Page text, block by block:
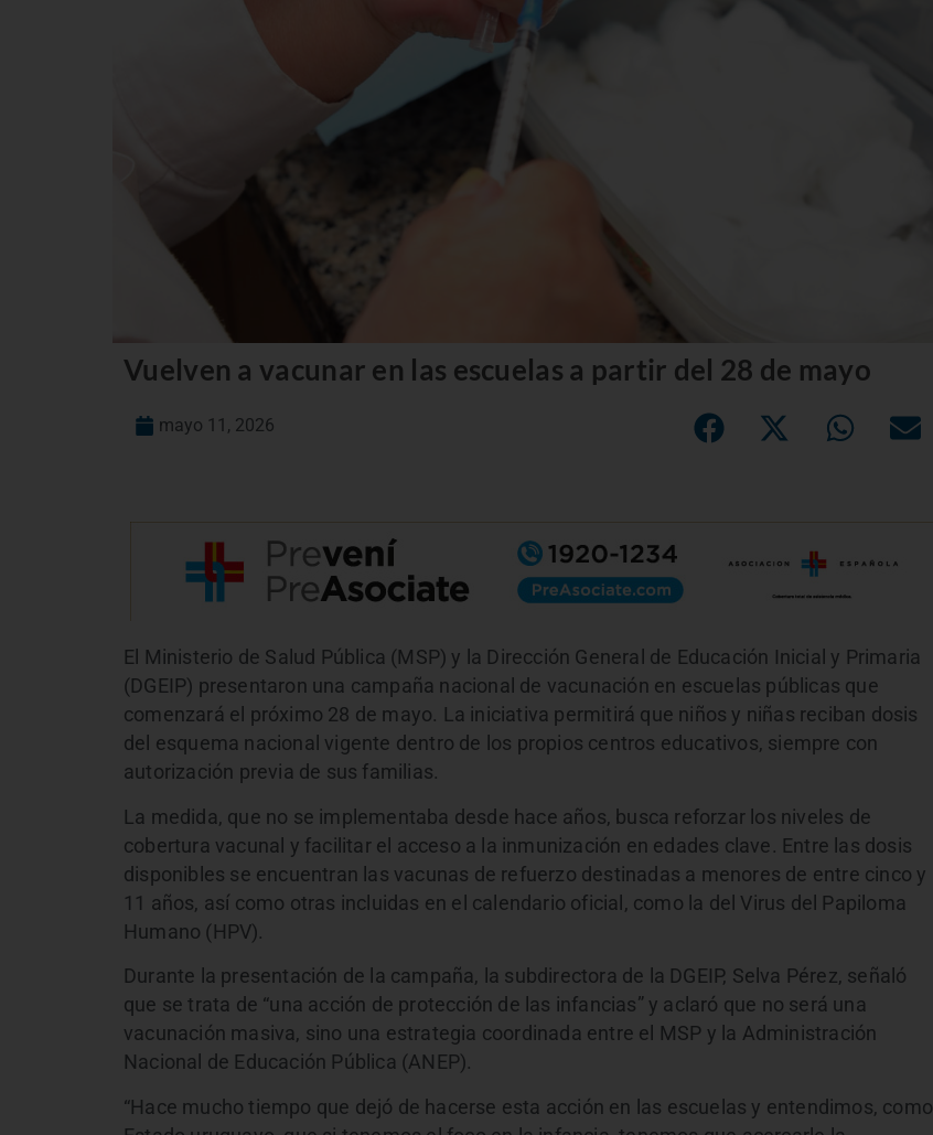
Vuelven a vacunar en las escuelas a partir del 28 de mayo
mayo 11, 2026
El Ministerio de Salud Pública (MSP) y la Dirección General de Educación Inicial y Primaria
(DGEIP) presentaron una campaña nacional de vacunación en escuelas públicas que
comenzará el próximo 28 de mayo. La iniciativa permitirá que niños y niñas reciban dosis
del esquema nacional vigente dentro de los propios centros educativos, siempre con
autorización previa de sus familias.
La medida, que no se implementaba desde hace años, busca reforzar los niveles de
cobertura vacunal y facilitar el acceso a la inmunización en edades clave. Entre las dosis
disponibles se encuentran las vacunas de refuerzo destinadas a menores de entre cinco y
11 años, así como otras incluidas en el calendario oficial, como la del Virus del Papiloma
Humano (HPV).
Durante la presentación de la campaña, la subdirectora de la DGEIP, Selva Pérez, señaló
que se trata de “una acción de protección de las infancias” y aclaró que no será una
vacunación masiva, sino una estrategia coordinada entre el MSP y la Administración
Nacional de Educación Pública (ANEP).
“Hace mucho tiempo que dejó de hacerse esta acción en las escuelas y entendimos, como